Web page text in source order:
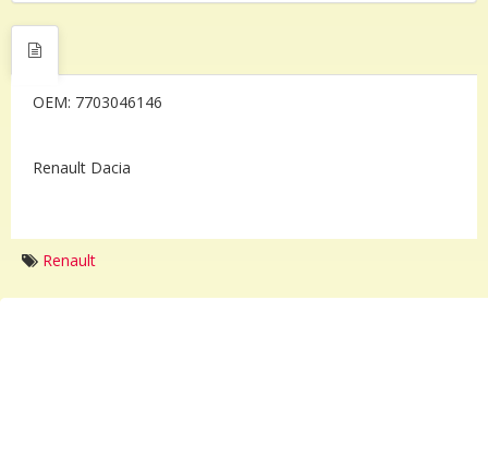
OEM: 7703046146
Renault Dacia
Renault